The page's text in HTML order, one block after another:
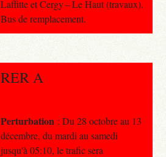
Laffitte et Cergy – Le Haut (travaux).
Bus de remplacement.
RER A
Perturbation : Du 28 octobre au 13
décembre, du mardi au samedi
jusqu'à 05:10, le trafic sera